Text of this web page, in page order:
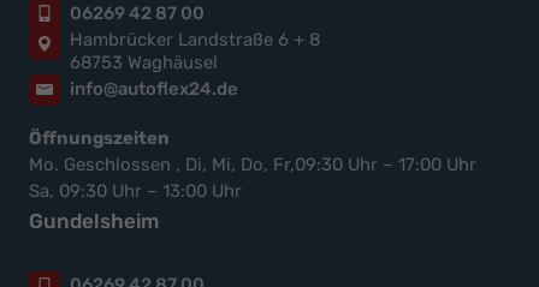
06269 42 87 00
Hambrücker Landstraße 6 + 8
68753 Waghäusel
info@autoflex24.de
Öffnungszeiten
Mo. Geschlossen , Di, Mi, Do, Fr,09:30 Uhr – 17:00 Uhr
Sa, 09:30 Uhr – 13:00 Uhr
Gundelsheim